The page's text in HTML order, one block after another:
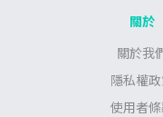
關於
關於我
隱私權
使用者